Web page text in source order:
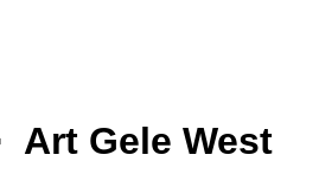
Gele West